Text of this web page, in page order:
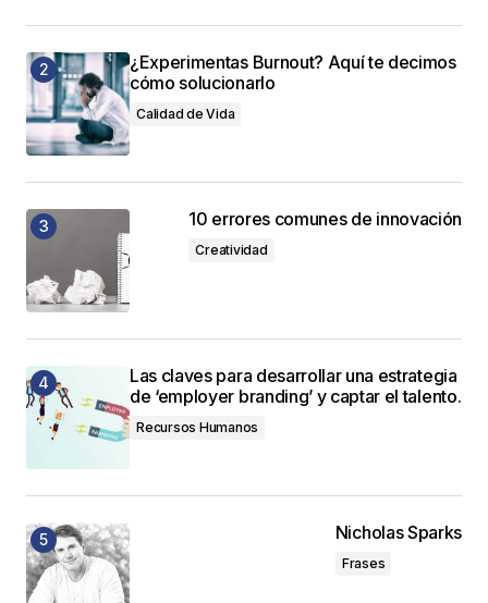
¿Experimentas Burnout? Aquí te decimos
cómo solucionarlo
Calidad de Vida
10 errores comunes de innovación
Creatividad
Las claves para desarrollar una estrategia
de ‘employer branding’ y captar el talento.
Recursos Humanos
Nicholas Sparks
Frases